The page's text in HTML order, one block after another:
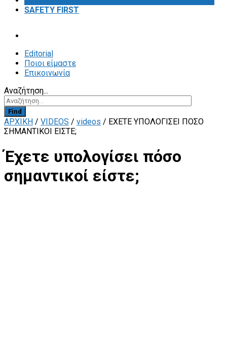
SAFETY FIRST
Editorial
Ποιοι είμαστε
Επικοινωνία
Αναζήτηση...
Find
ΑΡΧΙΚΗ / VIDEOS / videos / ΈΧΕΤΕ ΥΠΟΛΟΓΊΣΕΙ ΠΌΣΟ
ΣΗΜΑΝΤΙΚΟΊ ΕΊΣΤΕ;
Έχετε υπολογίσει πόσο
σημαντικοί είστε;